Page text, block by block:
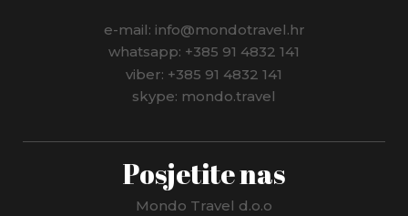
e-mail: info@mondotravel.hr
whatsapp: +385 91 4832 141
viber: +385 91 4832 141
skype: mondo.travel
Posjetite nas
Mondo Travel d.o.o